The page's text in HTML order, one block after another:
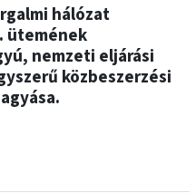
hálózat
ütemének
nemzeti eljárási
közbeszerzési